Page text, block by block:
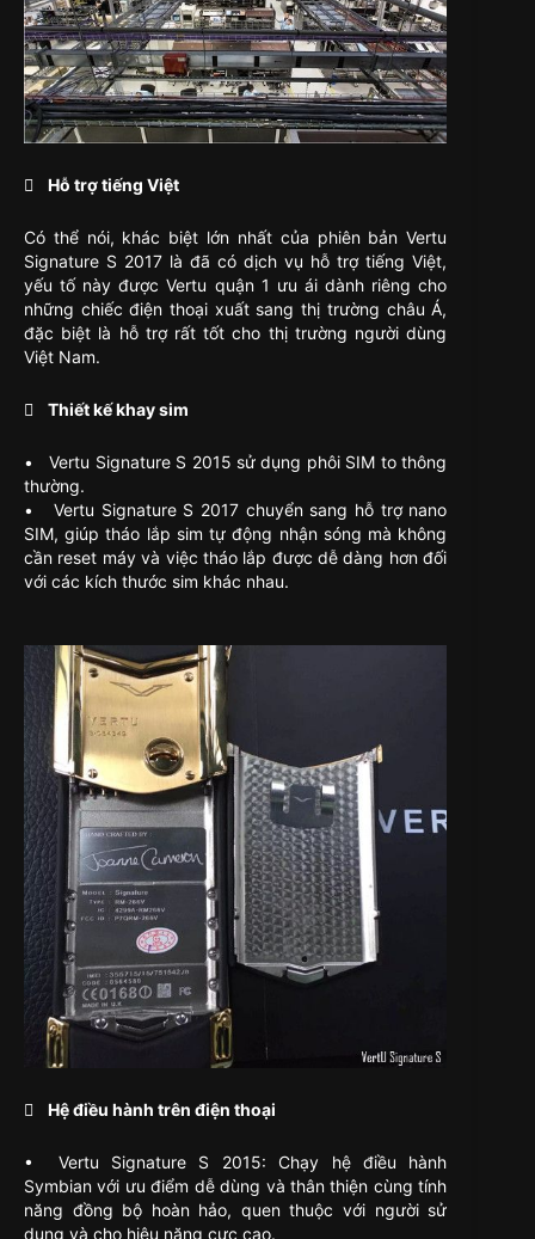
 Hỗ trợ tiếng Việt
Có thể nói, khác biệt lớn nhất của phiên bản Vertu
Signature S 2017 là đã có dịch vụ hỗ trợ tiếng Việt,
yếu tố này được Vertu quận 1 ưu ái dành riêng cho
những chiếc điện thoại xuất sang thị trường châu Á,
đặc biệt là hỗ trợ rất tốt cho thị trường người dùng
Việt Nam.
 Thiết kế khay sim
• Vertu Signature S 2015 sử dụng phôi SIM to thông
thường.
• Vertu Signature S 2017 chuyển sang hỗ trợ nano
SIM, giúp tháo lắp sim tự động nhận sóng mà không
cần reset máy và việc tháo lắp được dễ dàng hơn đối
với các kích thước sim khác nhau.
 Hệ điều hành trên điện thoại
• Vertu Signature S 2015: Chạy hệ điều hành
Symbian với ưu điểm dễ dùng và thân thiện cùng tính
năng đồng bộ hoàn hảo, quen thuộc với người sử
dụng và cho hiệu năng cực cao.